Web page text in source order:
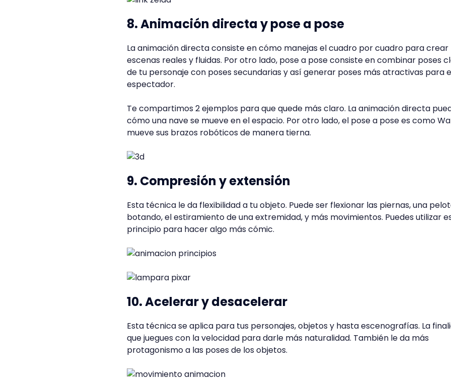
8. Animación directa y pose a pose
La animación directa consiste en cómo manejas el cuadro por cuadro para crear
escenas reales y fluidas. Por otro lado, pose a pose consiste en combinar poses
de tu personaje con poses secundarias y así generar poses más atractivas para
espectador.
Te compartimos 2 ejemplos para que quede más claro. La animación directa
cómo una nave se mueve en el espacio. Por otro lado, el pose a pose es como
mueve sus brazos robóticos de manera tierna.
9. Compresión y extensión
Esta técnica le da flexibilidad a tu objeto. Puede ser flexionar las piernas, una
botando, el estiramiento de una extremidad, y más movimientos. Puedes utilizar
principio para hacer algo más cómic.
10. Acelerar y desacelerar
Esta técnica se aplica para tus personajes, objetos y hasta escenografías. La
que juegues con la velocidad para darle más naturalidad. También le da más
protagonismo a las poses de los objetos.